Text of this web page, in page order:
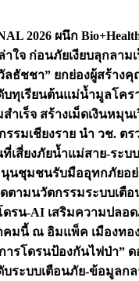
2026 ผนึก
ใจ ก่อนภัยเงียบลุกลามเ
ลธัชชา” ยกย่องผู้สร้า
บทุเรียนต้นแม่น้ำมูลโ
ำเร็จ สร้างเม็ดเงินหมุ
รรมเชียงราย นำ วช. ต
เสี่ยงภัยน้ำแม่สาย-ระ
นุนชุมชนรับมืออุทกภัยอ
ดตามนวัตกรรมระบบเ
รน-AI เสริมความปลอ
คมนี้ ณ อิมแพ็ค เมืองทอ
รโดรนป้องกันไฟป่า”
ระบบเตือนภัย-ข้อมูลกล